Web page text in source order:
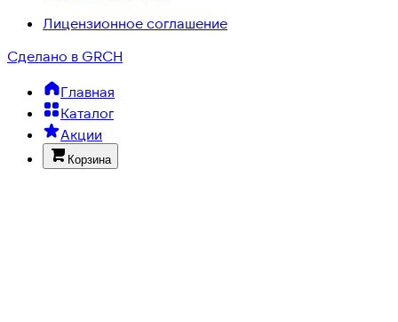
Лицензионное соглашение
Сделано в GRCH
Главная
Каталог
Акции
Корзина